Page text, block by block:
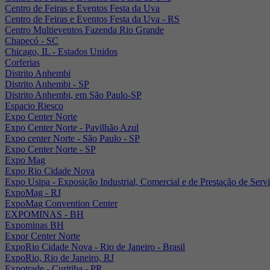
Centro de Feiras e Eventos Festa da Uva
Centro de Feiras e Eventos Festa da Uva - RS
Centro Multieventos Fazenda Rio Grande
Chapecó - SC
Chicago, IL - Estados Unidos
Corferias
Distrito Anhembi
Distrito Anhembi - SP
Distrito Anhembi, em São Paulo-SP
Espacio Riesco
Expo Center Norte
Expo Center Norte - Pavilhão Azul
Expo center Norte - São Paulo - SP
Expo Center Norte - SP
Expo Mag
Expo Rio Cidade Nova
Expo Usipa - Exposição Industrial, Comercial e de Prestação de
ExpoMag - RJ
ExpoMag Convention Center
EXPOMINAS - BH
Expominas BH
Expor Center Norte
ExpoRio Cidade Nova - Rio de Janeiro - Brasil
ExpoRio, Rio de Janeiro, RJ